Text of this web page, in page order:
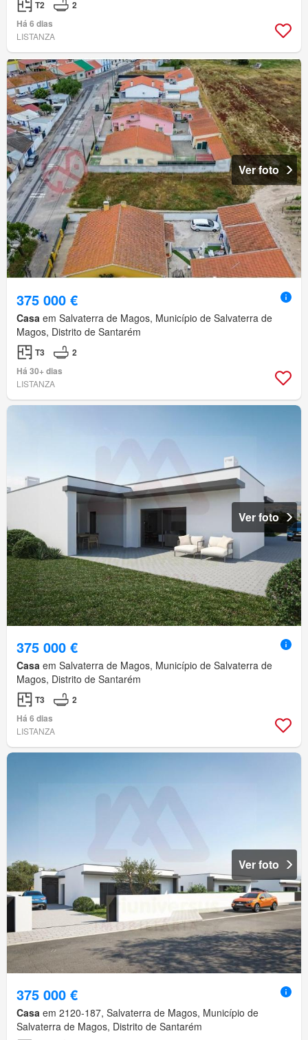
T2
2
Há 6 dias
LISTANZA
Ver foto
375 000 €
Casa em Salvaterra de Magos, Município de Salvaterra de
Magos, Distrito de Santarém
T3
2
Há 30+ dias
LISTANZA
Ver foto
375 000 €
Casa em Salvaterra de Magos, Município de Salvaterra de
Magos, Distrito de Santarém
T3
2
Há 6 dias
LISTANZA
Ver foto
375 000 €
Casa em 2120-187, Salvaterra de Magos, Município de
Salvaterra de Magos, Distrito de Santarém